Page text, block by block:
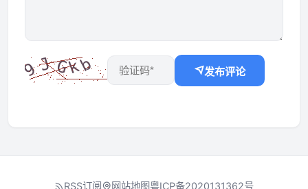
发布评论
RSS订阅 网站地图粤ICP备2020131362号